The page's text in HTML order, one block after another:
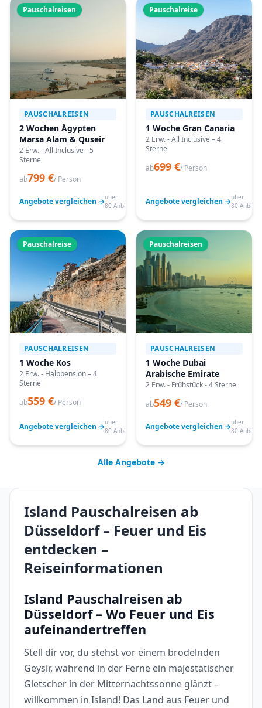
Pauschalreisen
PAUSCHALREISEN
2 Wochen Ägypten
Marsa Alam & Quseir
2 Erw. - All Inclusive - 5
Sterne
ab799 €/ Person
Angebote vergleichen →über
80 Anbieter
Pauschalreise
PAUSCHALREISEN
1 Woche Gran Canaria
2 Erw. - All Inclusive – 4
Sterne
ab699 €/ Person
Angebote vergleichen →über
80
Pauschalreise
PAUSCHALREISEN
1 Woche Kos
2 Erw. - Halbpension – 4
Sterne
ab559 €/ Person
Angebote vergleichen →über
80 Anbieter
Pauschalreisen
PAUSCHALREISEN
1 Woche Dubai
Arabische Emirate
2 Erw. - Frühstück - 4 Sterne
ab549 €/ Person
Angebote vergleichen →über
80
Alle Angebote →
Island Pauschalreisen ab
Düsseldorf – Feuer und Eis
entdecken –
Reiseinformationen
Island Pauschalreisen ab
Düsseldorf – Wo Feuer und Eis
aufeinandertreffen
Stell dir vor, du stehst vor einem brodelnden
Geysir, während in der Ferne ein majestätischer
Gletscher in der Mitternachtssonne glänzt –
willkommen in Island! Das Land aus Feuer und